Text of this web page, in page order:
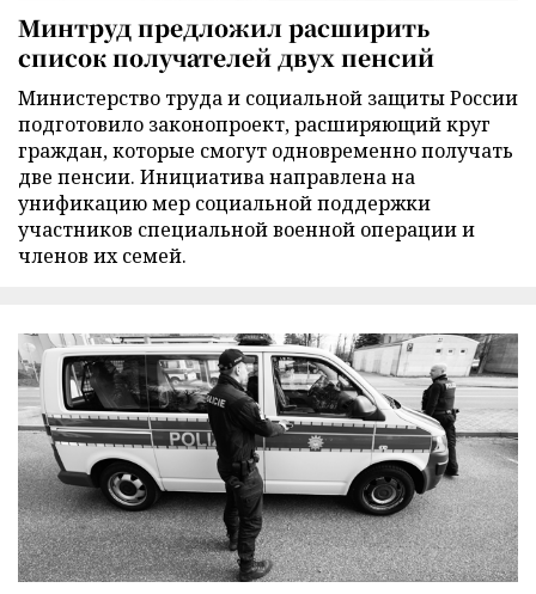
Минтруд предложил расширить
список получателей двух пенсий
Министерство труда и социальной защиты России
подготовило законопроект, расширяющий круг
граждан, которые смогут одновременно получать
две пенсии. Инициатива направлена на
унификацию мер социальной поддержки
участников специальной военной операции и
членов их семей.